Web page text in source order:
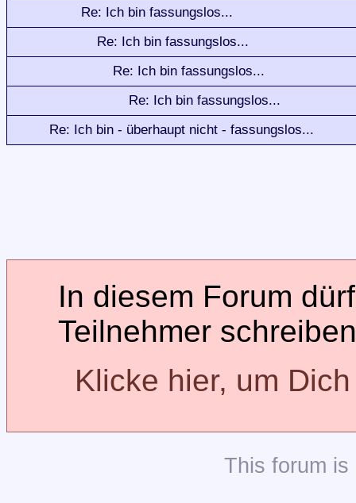
Re: Ich bin fassungslos...
Re: Ich bin fassungslos...
Re: Ich bin fassungslos...
Re: Ich bin fassungslos...
Re: Ich bin - überhaupt nicht - fassungslos...
In diesem Forum
Teilnehmer
Klicke hier, um
This forum is